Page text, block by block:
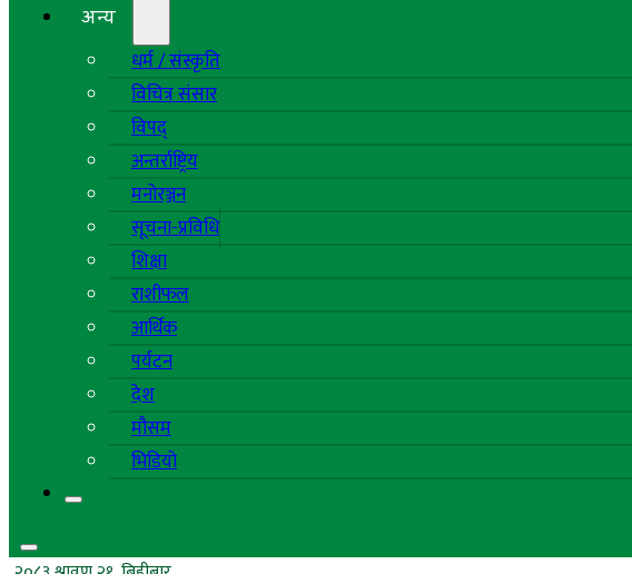
अन्य
धर्म / संस्कृति
विचित्र संसार
विपद्
अन्तर्राष्ट्रिय
मनोरञ्जन
सूचना-प्रविधि
शिक्षा
राशीफल
आर्थिक
पर्यटन
देश
मौसम
भिडियो